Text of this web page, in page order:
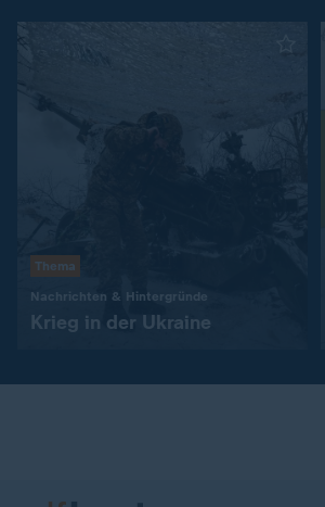
Thema
Nachrichten & Hintergründe
Krieg in der Ukraine